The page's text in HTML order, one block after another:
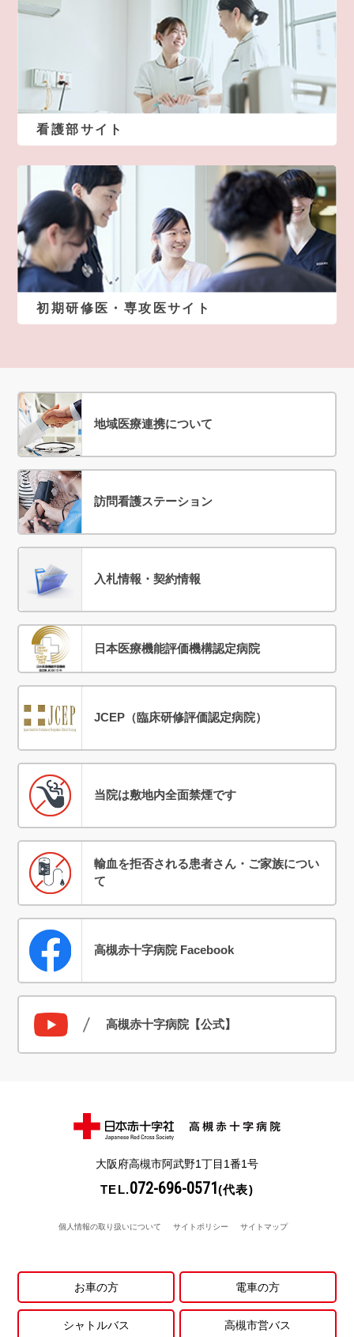
看護部サイト
初期研修医・専攻医サイト
地域医療連携について
訪問看護ステーション
入札情報・契約情報
日本医療機能評価機構認定病院
JCEP（臨床研修評価認定病院）
当院は敷地内全面禁煙です
輸血を拒否される患者さん・ご家族につい
て
高槻赤十字病院 Facebook
高槻赤十字病院【公式】
大阪府高槻市阿武野1丁目1番1号
TEL.072-696-0571(代表)
個人情報の取り扱いについて サイトポリシー サイトマップ
お車の方 電車の方
シャトルバス 高槻市営バス